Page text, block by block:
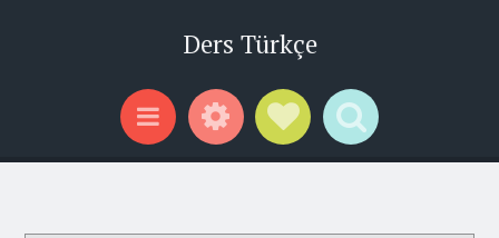
Ders Türkçe
Menu WidgetsSocial Links
Search